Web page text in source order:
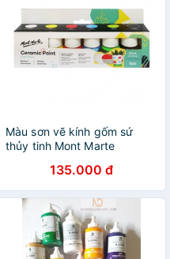
Màu sơn vẽ kính gốm sứ
thủy tinh Mont Marte
màu x 12ml135.000 đ